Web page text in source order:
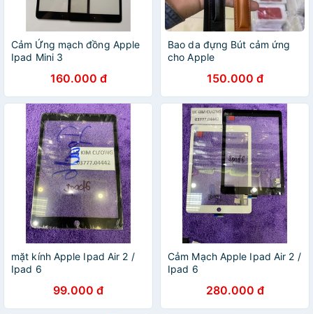
Cảm Ứng mạch đồng Apple
Ipad Mini 3
160.000 đ
Bao da đựng Bút cảm ứng
cho Apple
150.000 đ
mặt kính Apple Ipad Air 2 /
Ipad 6
99.000 đ
Cảm Mạch Apple Ipad Air 2 /
Ipad 6
280.000 đ